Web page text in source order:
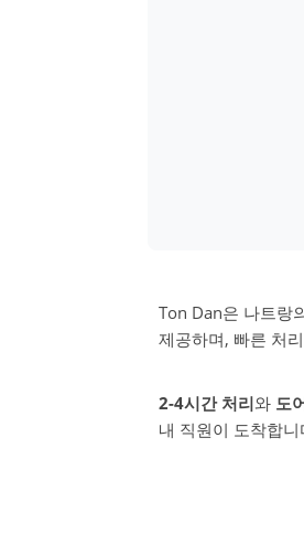
Ton Dan은 나트랑
제공하며, 빠른 처
2-4시간 처리와 도
내 직원이 도착합니